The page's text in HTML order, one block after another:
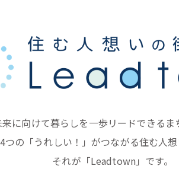
に向けて暮らしを一歩リードできるま
4つの「うれしい！」がつながる住む人想
それが「Leadtown」です。